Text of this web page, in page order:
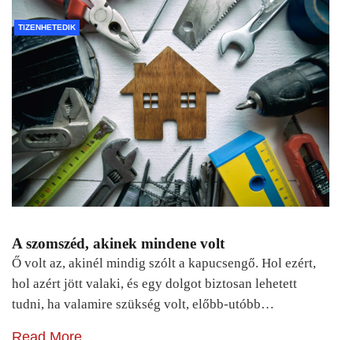
TIZENHETEDIK
A szomszéd, akinek mindene volt
Ő volt az, akinél mindig szólt a kapucsengő. Hol ezért,
hol azért jött valaki, és egy dolgot biztosan lehetett
tudni, ha valamire szükség volt, előbb-utóbb…
Read More